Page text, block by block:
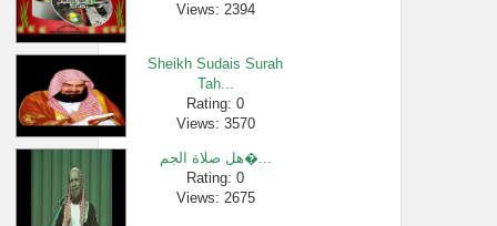
Views: 3131
Views: 2394
Sheikh Sudais Surah
Tah...
Rating: 0
Views: 3570
هل صلاة الجم�...
Rating: 0
Views: 2675